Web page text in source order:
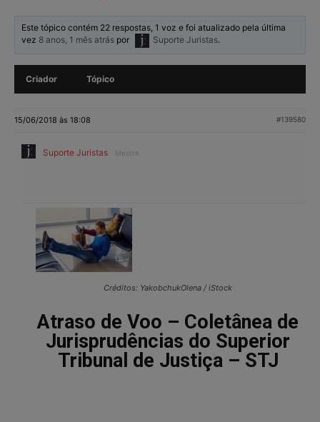
Este tópico contém 22 respostas, 1 voz e foi atualizado pela última
vez 8 anos, 1 mês atrás por Suporte Juristas.
Criador Tópico
15/06/2018 às 18:08 #139580
Suporte Juristas Mestre
Créditos: YakobchukOlena / iStock
Atraso de Voo – Coletânea de
Jurisprudências do Superior
Tribunal de Justiça – STJ